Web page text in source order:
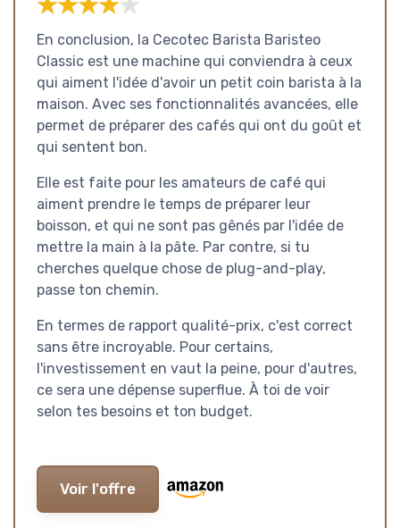
★★★★★
★★★★★
En conclusion, la Cecotec Barista Baristeo
Classic est une machine qui conviendra à ceux
qui aiment l'idée d'avoir un petit coin barista à la
maison. Avec ses fonctionnalités avancées, elle
permet de préparer des cafés qui ont du goût et
qui sentent bon.
Elle est faite pour les amateurs de café qui
aiment prendre le temps de préparer leur
boisson, et qui ne sont pas gênés par l'idée de
mettre la main à la pâte. Par contre, si tu
cherches quelque chose de plug-and-play,
passe ton chemin.
En termes de rapport qualité-prix, c'est correct
sans être incroyable. Pour certains,
l'investissement en vaut la peine, pour d'autres,
ce sera une dépense superflue. À toi de voir
selon tes besoins et ton budget.
Voir l'offre